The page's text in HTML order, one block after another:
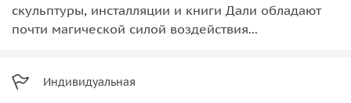
скульптуры, инсталляции и книги Дали обладают
почти магической силой воздействия...
Индивидуальная